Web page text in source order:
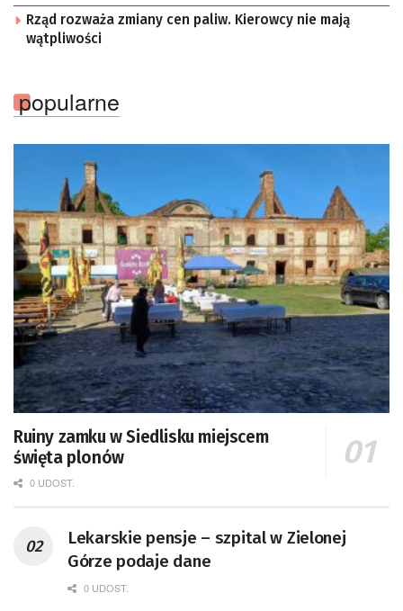
Rząd rozważa zmiany cen paliw. Kierowcy nie mają
wątpliwości
popularne
Ruiny zamku w Siedlisku miejscem
święta plonów
0 UDOST.
Lekarskie pensje – szpital w Zielonej
Górze podaje dane
0 UDOST.